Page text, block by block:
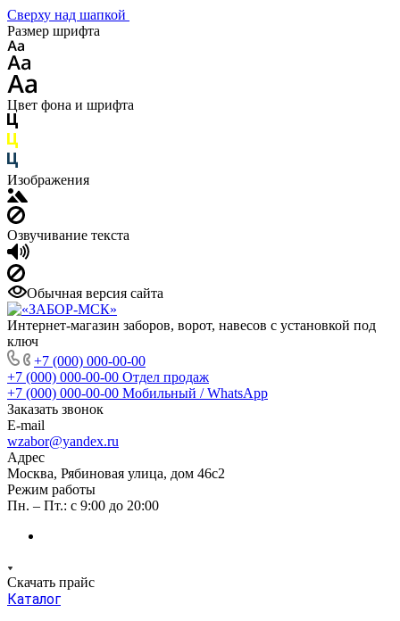
Сверху над шапкой
Размер шрифта
Цвет фона и шрифта
Изображения
Озвучивание текста
Обычная версия сайта
Интернет-магазин заборов, ворот, навесов с установкой под
ключ
+7 (000) 000-00-00
+7 (000) 000-00-00 Отдел продаж
+7 (000) 000-00-00 Мобильный / WhatsApp
Заказать звонок
E-mail
wzabor@yandex.ru
Адрес
Москва, Рябиновая улица, дом 46с2
Режим работы
Пн. – Пт.: с 9:00 до 20:00
Скачать прайс
Каталог